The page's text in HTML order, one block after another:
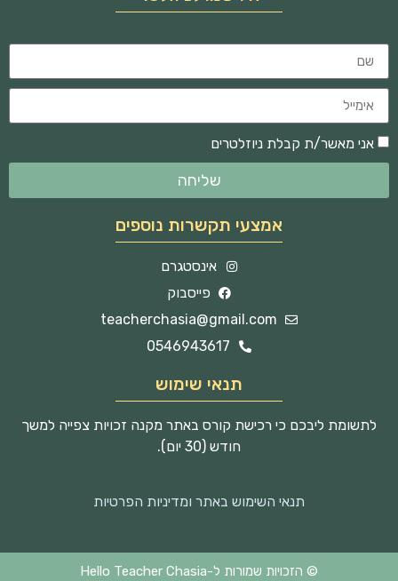
אני מאשר/ת קבלת ניוזלטרים
שליחה
אמצעי תקשרות נוספים
אינסטגרם
פייסבוק
teacherchasia@gmail.com
0546943617
תנאי שימוש
לתשומת ליבכם כי רכישת קורס באתר מקנה זכויות צפייה למשך
חודש (30 יום).
תנאי השימוש באתר ומדיניות הפרטיות
© הזכויות שמורות ל-Hello Teacher Chasia